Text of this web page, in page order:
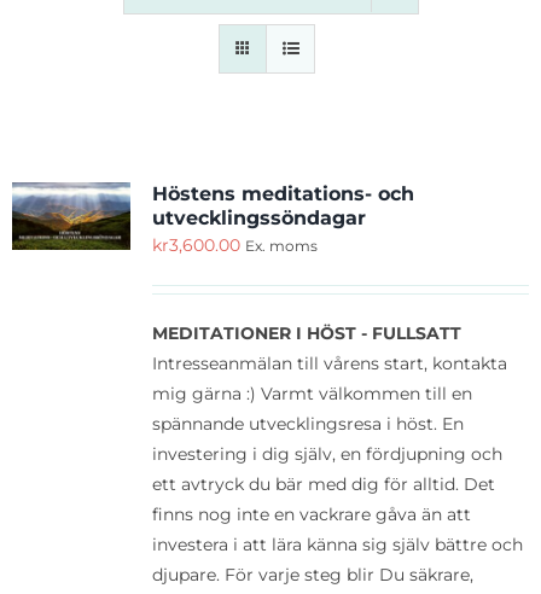
Kontakt
Höstens meditations- och
utvecklingssöndagar
kr3,600.00 Ex. moms
MEDITATIONER I HÖST - FULLSATT
Intresseanmälan till vårens start, kontakta
mig gärna :) Varmt välkommen till en
spännande utvecklingsresa i höst. En
investering i dig själv, en fördjupning och
ett avtryck du bär med dig för alltid. Det
finns nog inte en vackrare gåva än att
investera i att lära känna sig själv bättre och
djupare. För varje steg blir Du säkrare,